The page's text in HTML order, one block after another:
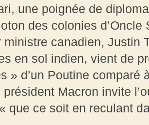
une poignée de
des colonies
ministre canadien, Justin
en sol indien, vient de
» d’un Poutine comparé
Macron invite
que ce soit en reculant